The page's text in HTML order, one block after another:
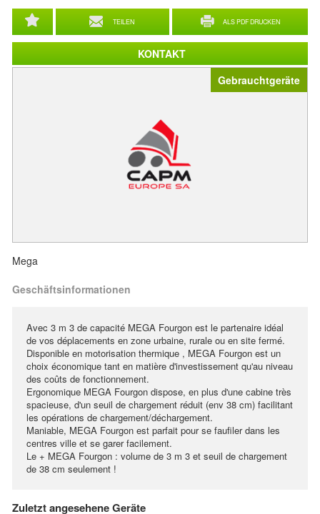
Gebrauchtgeräte
Mega
TEILEN ALS PDF DRUCKEN
Geschäftsinformationen
Avec 3 m 3 de capacité MEGA Fourgon est le partenaire idéal
de vos déplacements en zone urbaine, rurale ou en site fermé.
Disponible en motorisation thermique , MEGA Fourgon est un
choix économique tant en matière d'investissement qu'au niveau
des coûts de fonctionnement.
Ergonomique MEGA Fourgon dispose, en plus d'une cabine très
spacieuse, d'un seuil de chargement réduit (env 38 cm) facilitant
les opérations de chargement/déchargement.
Maniable, MEGA Fourgon est parfait pour se faufiler dans les
centres ville et se garer facilement.
Le + MEGA Fourgon : volume de 3 m 3 et seuil de chargement
de 38 cm seulement !
KONTAKT
Zuletzt angesehene Geräte